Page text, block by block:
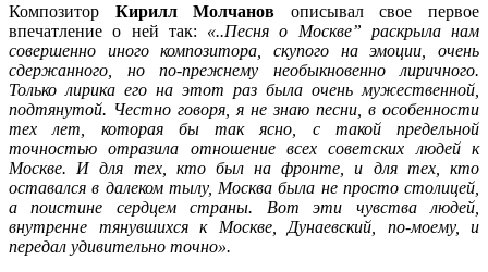
Композитор Кирилл Молчанов описывал свое первое
впечатление о ней так: «..Песня о Москве” раскрыла нам
совершенно иного композитора, скупого на эмоции, очень
сдержанного, но по-прежнему необыкновенно лиричного.
Только лирика его на этот раз была очень мужественной,
подтянутой. Честно говоря, я не знаю песни, в особенности
тех лет, которая бы так ясно, с такой предельной
точностью отразила отношение всех советских людей к
Москве. И для тех, кто был на фронте, и для тех, кто
оставался в далеком тылу, Москва была не просто столицей,
а поистине сердцем страны. Вот эти чувства людей,
внутренне тянувшихся к Москве, Дунаевский, по-моему, и
передал удивительно точно».